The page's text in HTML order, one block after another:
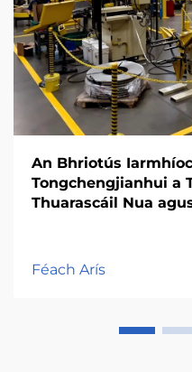
An Bhriotús
Tongchengjianhui a
Thuarascáil Nua
Féach Arís